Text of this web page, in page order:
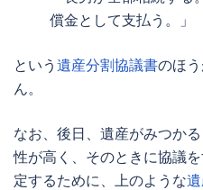
償金として支払う。」
という 遺産分割協議書のほ
ん。
なお、後日、遺産がみつか
性が高く、そのときに協議
定するために、上のような